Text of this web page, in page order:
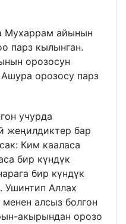
Мухаррам айынын
парз кылынган.
орозосун
орозосу парз
учурда
жеңилдиктер бар
Ким кааласа
бир күндүк
бир күндүк
Ушинтип Аллах
алсыз болгон
акырындан орозо